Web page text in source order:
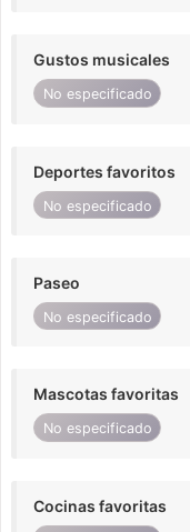
Gustos musicales
No especificado
Deportes favoritos
No especificado
Paseo
No especificado
Mascotas favoritas
No especificado
Cocinas favoritas